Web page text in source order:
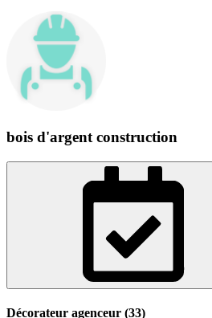
bois d'argent construction
Décorateur agenceur (33)